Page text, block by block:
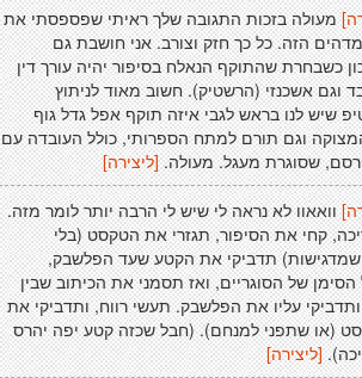
מעולה בזכות התגובה שלך ראיתי שפספסתי את
הזה. כל כך חזק וצורב. אני חושבת גם
כשבחרת שהתוקף הנאלח בסיפור יהיה עורך דין
וגם אשכנזי (הרשטיק). חשוב מאוד לניתוץ
שיש לנו בראש לגבי איזה תוקף אפל גדל גוף
וגם תורם למתח הספרותי, כולל העובדה עם
שסוגרת מעגל. מעולה.[ליצירה]
וואאוו לא נראה לי שיש לי הרבה יותר לומר מזה.
קחי את הסיפור, תגזרי את הטקסט (בלי
שמדגישות) תדביקי את הקטע שעד הפלשבק,
של הסוגריים, ואז תסמני את הכיתוב שבין
ותדביקי עליו את הפלשבק. תעשי רווח, ותדביקי את
(או שתפני למנחם). (חבל שכזה קטע יפה יהרס
[ליצירה]